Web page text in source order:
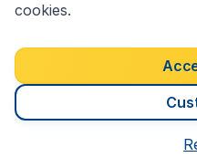
5 tips voor
Spanning
cookies.